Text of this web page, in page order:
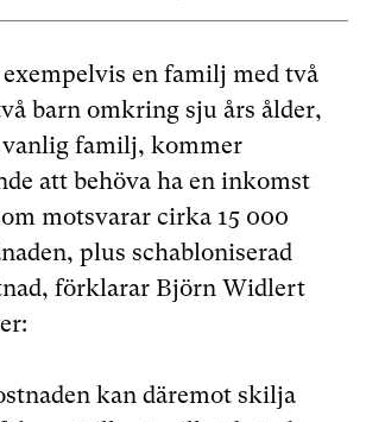
en familj med två
barn omkring sju års ålder,
familj, kommer
att behöva ha en inkomst
motsvarar cirka 15 000
plus schabloniserad
förklarar Björn Widlert
kan däremot skilja